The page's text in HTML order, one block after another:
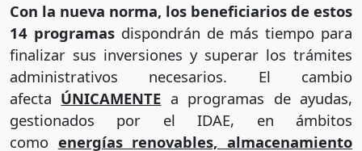
Con la nueva norma, los beneficiarios de estos
14 programasdispondrán de más tiempo para
finalizar sus inversiones y superar los trámites
administrativos necesarios. El cambio
afecta ÚNICAMENTE a programas de ayudas,
gestionados por el IDAE, en ámbitos
como energías renovables, almacenamiento